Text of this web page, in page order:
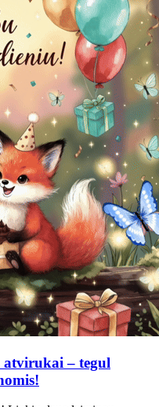
atvirukai – tegul